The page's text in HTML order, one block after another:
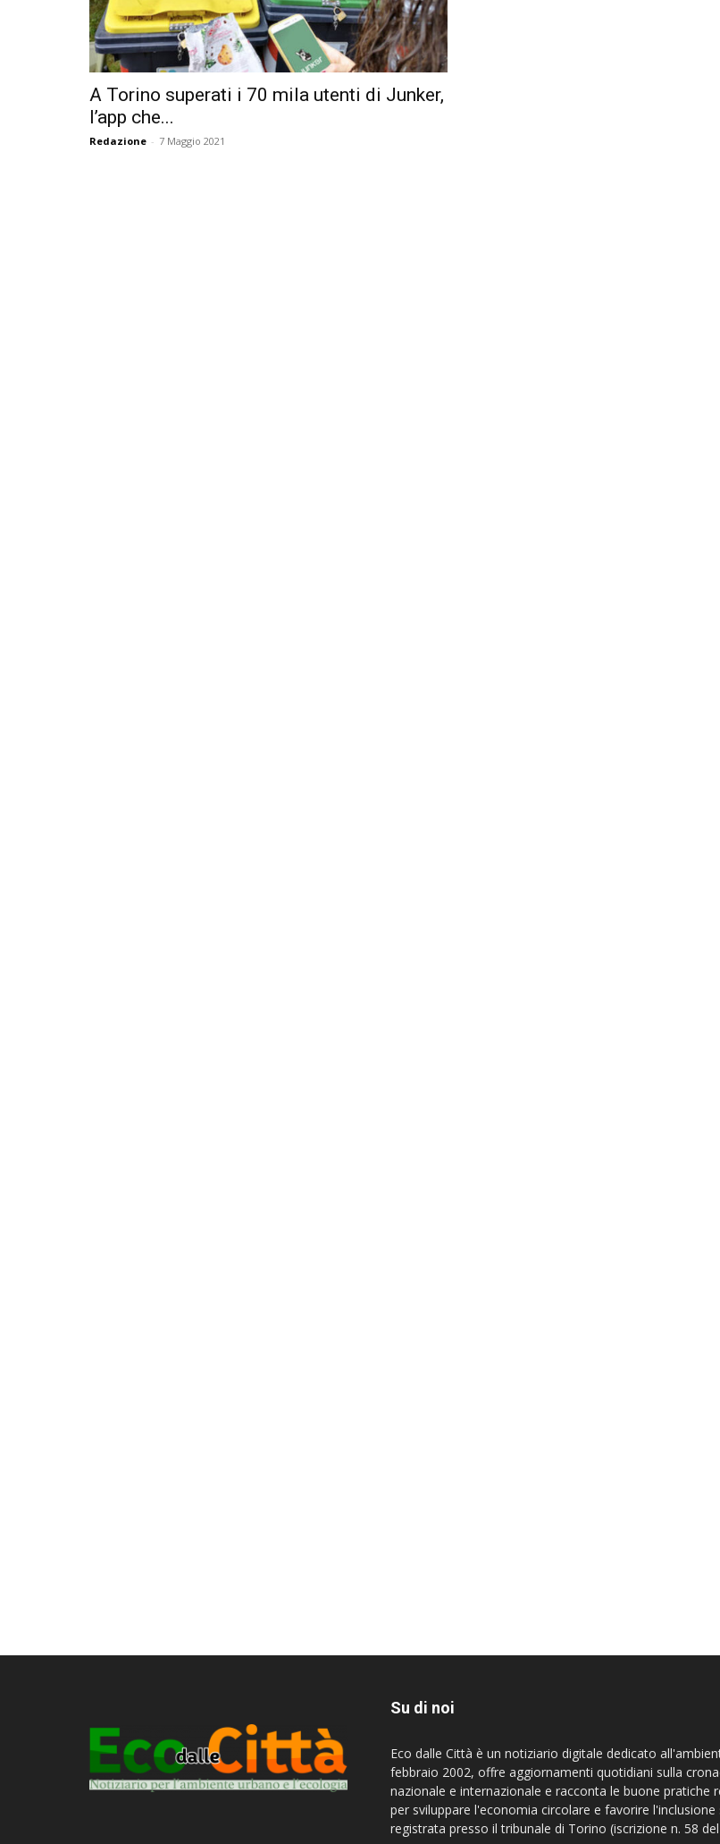
A Torino superati i 70 mila utenti di Junker,
l’app che...
Redazione - 7 Maggio 2021
Su di noi
Eco dalle Città è un notiziario digitale dedicato
febbraio 2002, offre aggiornamenti quotidiani sulla
nazionale e internazionale e racconta le buone pratiche
per sviluppare l'economia circolare e favorire l'inclusione
registrata presso il tribunale di Torino (iscrizione n. 58